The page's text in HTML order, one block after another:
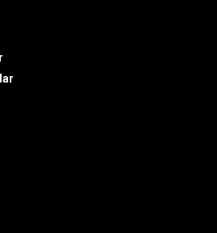
daha büyük bir
hissediyorum.